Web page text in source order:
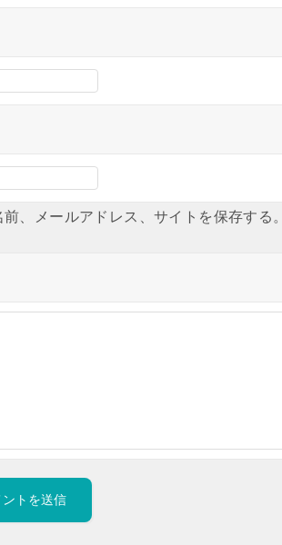
、メールアドレス、サイトを保存する。